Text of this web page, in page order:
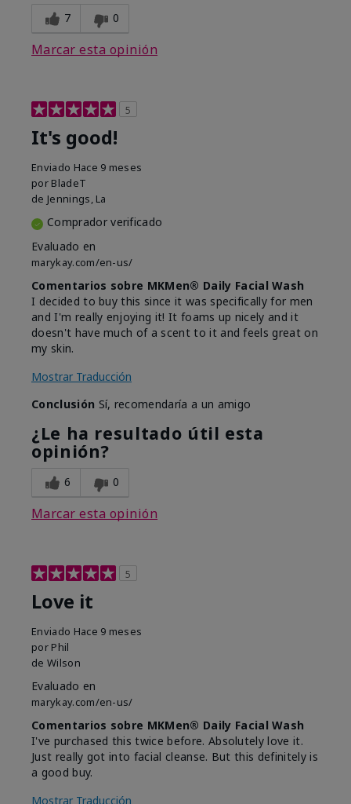
7 0
Marcar esta opinión
5
It's good!
Enviado Hace 9 meses
por BladeT
de Jennings, La
Comprador verificado
Evaluado en
marykay.com/en-us/
Comentarios sobre MKMen® Daily Facial Wash
I decided to buy this since it was specifically for men
and I'm really enjoying it! It foams up nicely and it
doesn't have much of a scent to it and feels great on
my skin.
Mostrar Traducción
Conclusión Sí, recomendaría a un amigo
¿Le ha resultado útil esta
opinión?
6 0
Marcar esta opinión
5
Love it
Enviado Hace 9 meses
por Phil
de Wilson
Evaluado en
marykay.com/en-us/
Comentarios sobre MKMen® Daily Facial Wash
I've purchased this twice before. Absolutely love it.
Just really got into facial cleanse. But this definitely is
a good buy.
Mostrar Traducción